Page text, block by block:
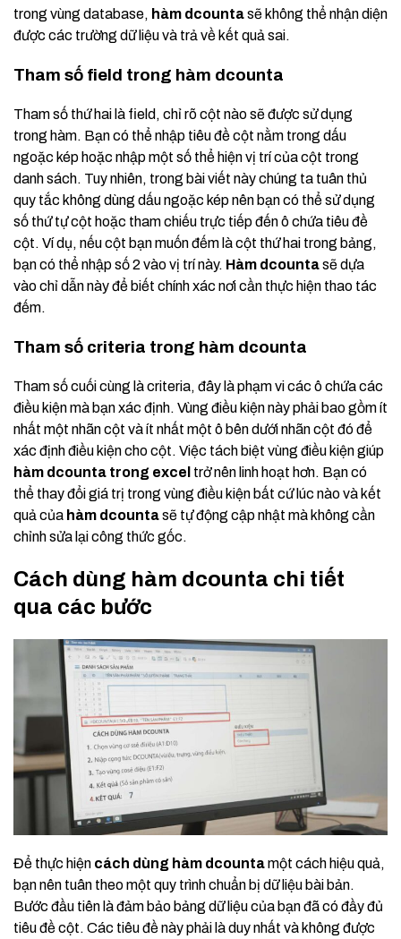
trong vùng database, hàm dcountasẽ không thể nhận diện
được các trường dữ liệu và trả về kết quả sai.
Tham số field trong hàm dcounta
Tham số thứ hai là field, chỉ rõ cột nào sẽ được sử dụng
trong hàm. Bạn có thể nhập tiêu đề cột nằm trong dấu
ngoặc kép hoặc nhập một số thể hiện vị trí của cột trong
danh sách. Tuy nhiên, trong bài viết này chúng ta tuân thủ
quy tắc không dùng dấu ngoặc kép nên bạn có thể sử dụng
số thứ tự cột hoặc tham chiếu trực tiếp đến ô chứa tiêu đề
cột. Ví dụ, nếu cột bạn muốn đếm là cột thứ hai trong bảng,
bạn có thể nhập số 2 vào vị trí này. Hàm dcountasẽ dựa
vào chỉ dẫn này để biết chính xác nơi cần thực hiện thao tác
đếm.
Tham số criteria trong hàm dcounta
Tham số cuối cùng là criteria, đây là phạm vi các ô chứa các
điều kiện mà bạn xác định. Vùng điều kiện này phải bao gồm ít
nhất một nhãn cột và ít nhất một ô bên dưới nhãn cột đó để
xác định điều kiện cho cột. Việc tách biệt vùng điều kiện giúp
hàm dcounta trong excel trở nên linh hoạt hơn. Bạn có
thể thay đổi giá trị trong vùng điều kiện bất cứ lúc nào và kết
quả của hàm dcountasẽ tự động cập nhật mà không cần
chỉnh sửa lại công thức gốc.
Cách dùng hàm dcounta chi tiết
qua các bước
Để thực hiện cách dùng hàm dcountamột cách hiệu quả,
bạn nên tuân theo một quy trình chuẩn bị dữ liệu bài bản.
Bước đầu tiên là đảm bảo bảng dữ liệu của bạn đã có đầy đủ
tiêu đề cột. Các tiêu đề này phải là duy nhất và không được